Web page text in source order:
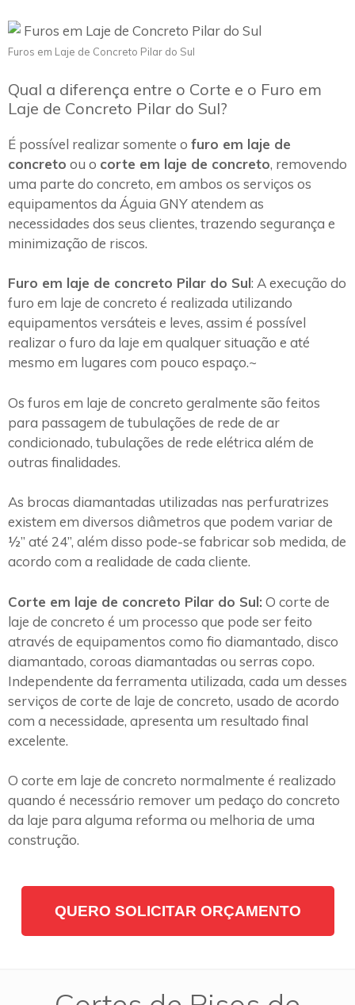
Furos em Laje de Concreto Pilar do Sul
Qual a diferença entre o Corte e o Furo em
Laje de Concreto Pilar do Sul?
É possível realizar somente o furo em laje de
concreto ou o corte em laje de concreto, removendo
uma parte do concreto, em ambos os serviços os
equipamentos da Águia GNY atendem as
necessidades dos seus clientes, trazendo segurança e
minimização de riscos.
Furo em laje de concreto Pilar do Sul: A execução do
furo em laje de concreto é realizada utilizando
equipamentos versáteis e leves, assim é possível
realizar o furo da laje em qualquer situação e até
mesmo em lugares com pouco espaço.~
Os furos em laje de concreto geralmente são feitos
para passagem de tubulações de rede de ar
condicionado, tubulações de rede elétrica além de
outras finalidades.
As brocas diamantadas utilizadas nas perfuratrizes
existem em diversos diâmetros que podem variar de
½” até 24”, além disso pode-se fabricar sob medida, de
acordo com a realidade de cada cliente.
Corte em laje de concreto Pilar do Sul: O corte de
laje de concreto é um processo que pode ser feito
através de equipamentos como fio diamantado, disco
diamantado, coroas diamantadas ou serras copo.
Independente da ferramenta utilizada, cada um desses
serviços de corte de laje de concreto, usado de acordo
com a necessidade, apresenta um resultado final
excelente.
O corte em laje de concreto normalmente é realizado
quando é necessário remover um pedaço do concreto
da laje para alguma reforma ou melhoria de uma
construção.
QUERO SOLICITAR ORÇAMENTO